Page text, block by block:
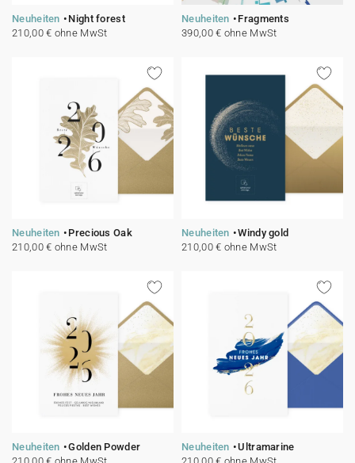
Neuheiten
Night forest
210,00 € ohne MwSt
Neuheiten
Fragments
390,00 € ohne MwSt
Neuheiten
Precious Oak
210,00 € ohne MwSt
Neuheiten
Windy gold
210,00 € ohne MwSt
Neuheiten
Golden Powder
Neuheiten
Ultramarine